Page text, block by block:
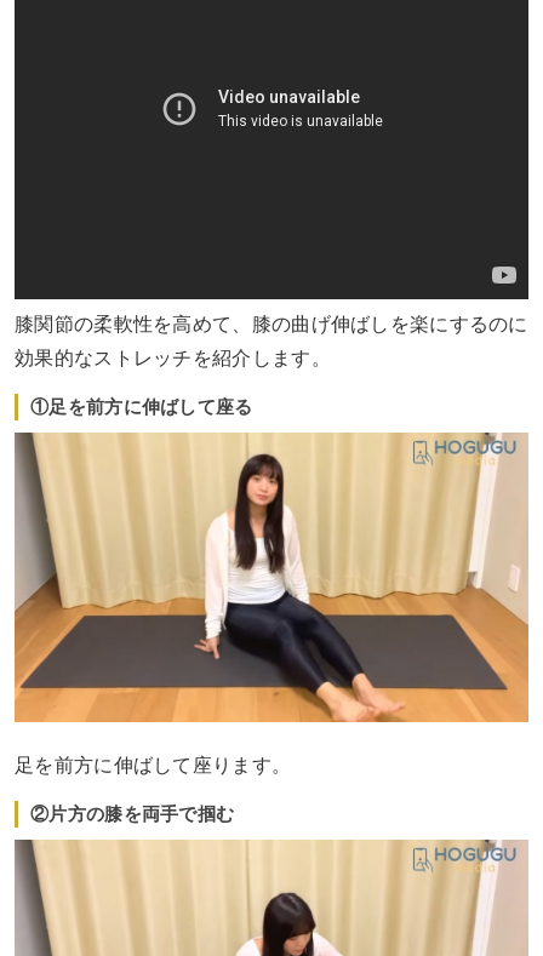
膝関節の柔軟性を高めて、膝の曲げ伸ばしを楽にするのに
効果的なストレッチを紹介します。
①足を前方に伸ばして座る
足を前方に伸ばして座ります。
②片方の膝を両手で掴む